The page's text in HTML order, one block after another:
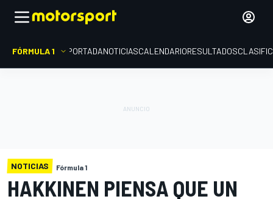
FÓRMULA 1 PORTADANOTICIASCALENDARIORESULTADOS
NOTICIAS Fórmula 1
HAKKINEN PIENSA QUE UN